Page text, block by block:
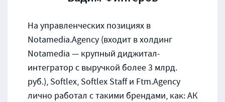
На управленческих позициях в
Notamedia.Agency (входит в холдинг
Notamedia — крупный диджитал-
интегратор с выручкой более 3 млрд.
руб.), Softlex, Softlex Staff и Ftm.Agency
лично работал с такими брендами, как: АК